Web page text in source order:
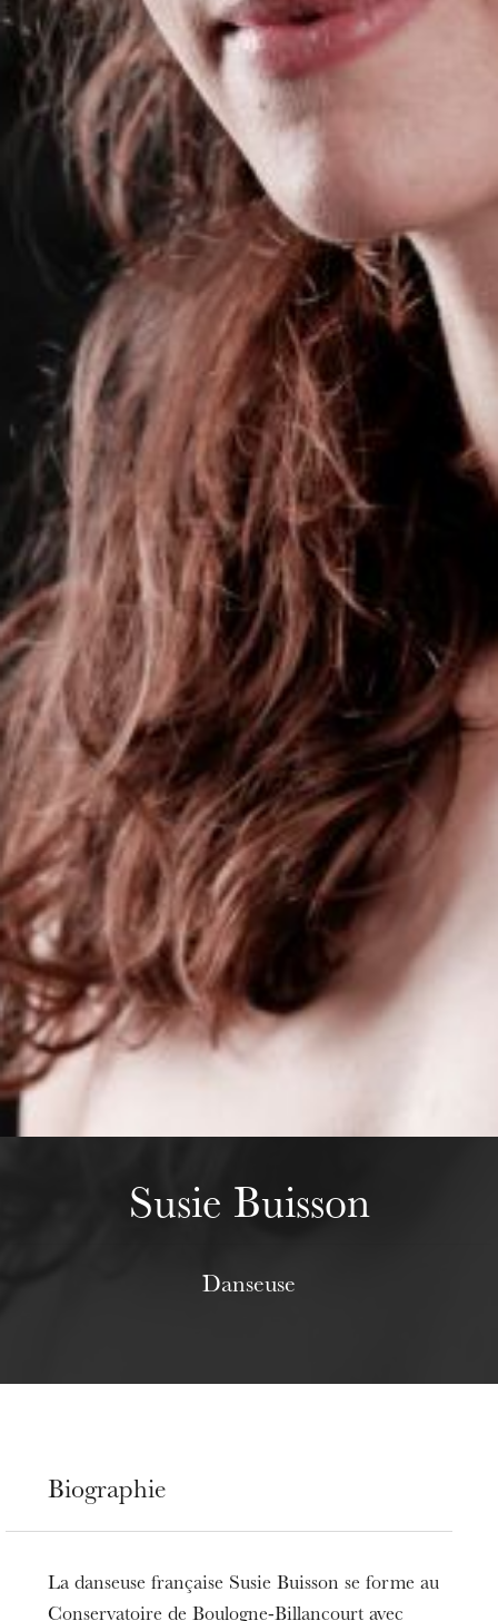
L’OnR avec vous
Visites de l’Opéra de
Strasbourg
mercredi 19 août 2026
Susie Buisson
Danseuse
Biographie
La danseuse française Susie Buisson se forme au
Conservatoire de Boulogne-Billancourt avec